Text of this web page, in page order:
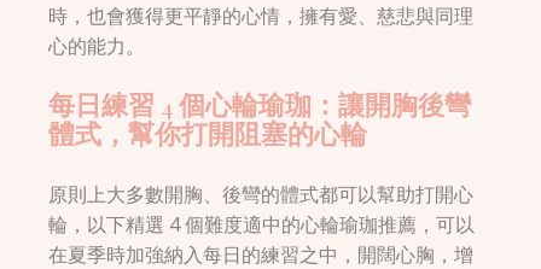
時，也會獲得更平靜的心情，擁有愛、慈悲與同理
心的能力。
每日練習 4 個心輪瑜珈：讓開胸後彎
體式，幫你打開阻塞的心輪
原則上大多數開胸、後彎的體式都可以幫助打開心
輪，以下精選 4 個難度適中的心輪瑜珈推薦，可以
在夏季時加強納入每日的練習之中，開闊心胸，增